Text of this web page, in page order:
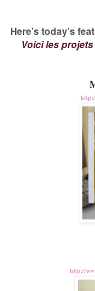
Here’s today’s
Voici les
http://